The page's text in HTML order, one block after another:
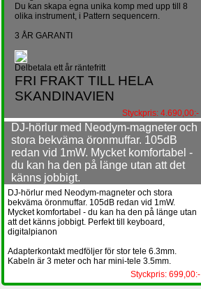
Du kan skapa egna unika komp med upp till 8
olika instrument, i Pattern sequencern.
3 ÅR GARANTI
Delbetala ett år räntefritt
FRI FRAKT TILL HELA
SKANDINAVIEN
Styckpris: 4.690,00:-
DJ-hörlur med Neodym-magneter och
stora bekväma öronmuffar. 105dB
redan vid 1mW. Mycket komfortabel -
du kan ha den på länge utan att det
känns jobbigt.
DJ-hörlur med Neodym-magneter och stora
bekväma öronmuffar. 105dB redan vid 1mW.
Mycket komfortabel - du kan ha den på länge utan
att det känns jobbigt. Perfekt till keyboard,
digitalpianon
Adapterkontakt medföljer för stor tele 6.3mm.
Kabeln är 3 meter och har mini-tele 3.5mm.
Styckpris: 699,00:-